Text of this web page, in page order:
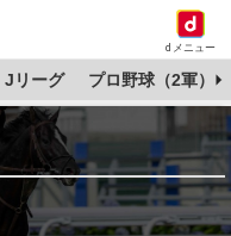
dメニュー
Jリーグ プロ野球（2軍）